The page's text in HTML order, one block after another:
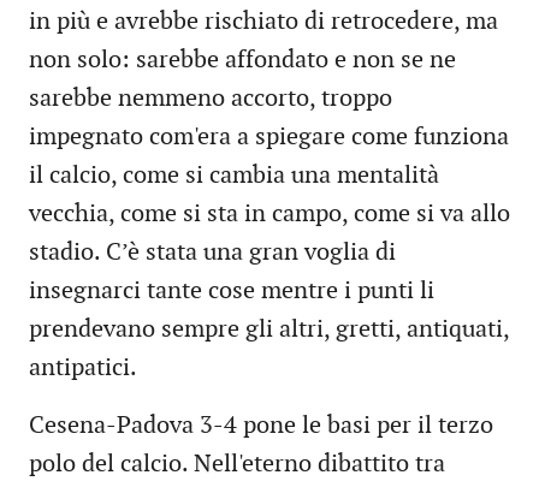
in più e avrebbe rischiato di retrocedere, ma
non solo: sarebbe affondato e non se ne
sarebbe nemmeno accorto, troppo
impegnato com'era a spiegare come funziona
il calcio, come si cambia una mentalità
vecchia, come si sta in campo, come si va allo
stadio. C’è stata una gran voglia di
insegnarci tante cose mentre i punti li
prendevano sempre gli altri, gretti, antiquati,
antipatici.
Cesena-Padova 3-4 pone le basi per il terzo
polo del calcio. Nell'eterno dibattito tra